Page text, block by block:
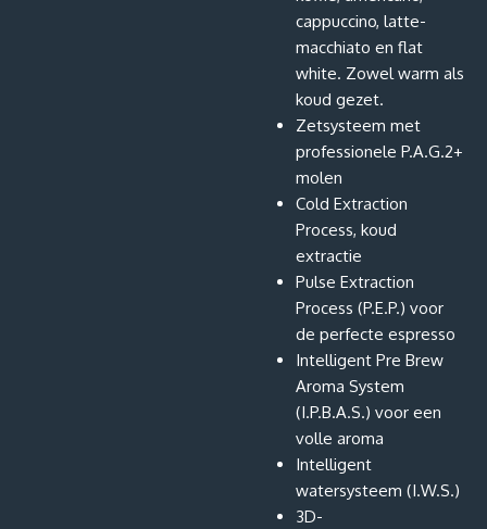
cappuccino, latte-
macchiato en flat
white. Zowel warm als
koud gezet.
Zetsysteem met
professionele P.A.G.2+
molen
Cold Extraction
Process, koud
extractie
Pulse Extraction
Process (P.E.P.) voor
de perfecte espresso
Intelligent Pre Brew
Aroma System
(I.P.B.A.S.) voor een
volle aroma
Intelligent
watersysteem (I.W.S.)
3D-